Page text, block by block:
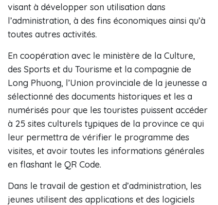
visant à développer son utilisation dans
l’administration, à des fins économiques ainsi qu’à
toutes autres activités.
En coopération avec le ministère de la Culture,
des Sports et du Tourisme et la compagnie de
Long Phuong, l’Union provinciale de la jeunesse a
sélectionné des documents historiques et les a
numérisés pour que les touristes puissent accéder
à 25 sites culturels typiques de la province ce qui
leur permettra de vérifier le programme des
visites, et avoir toutes les informations générales
en flashant le QR Code.
Dans le travail de gestion et d’administration, les
jeunes utilisent des applications et des logiciels